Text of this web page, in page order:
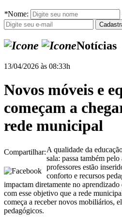
*Nome:
Notícias
13/04/2026 às 08:33h
Novos móveis e
começam a
rede municipal
Compartilhar:A qualidade da
sala: passa também
professores estão
conforto e recursos
impactam diretamente no
com esse objetivo que a rede
começa a receber novos mobiliários,
pedagógicos.